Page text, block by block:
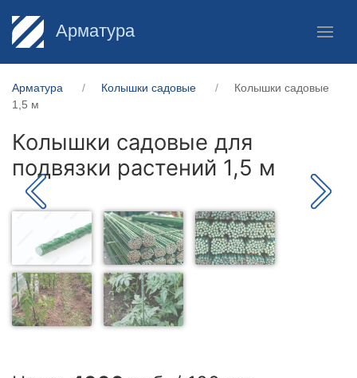
Арматура
Арматура Колышки садовые
Колышки садовые
1,5 м
Колышки садовые для
подвязки растений 1,5 м